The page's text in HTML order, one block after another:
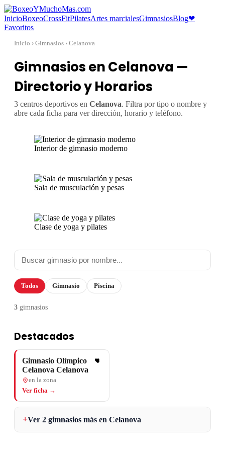
InicioBoxeoCrossFitPilatesArtes marcialesGimnasiosBlog❤
Favoritos
Inicio › Gimnasios › Celanova
Gimnasios en Celanova —
Directorio y Horarios
3 centros deportivos en Celanova. Filtra por tipo o nombre y
abre cada ficha para ver dirección, horario y teléfono.
Interior de gimnasio moderno
Sala de musculación y pesas
Clase de yoga y pilates
Todos Gimnasio Piscina
3 gimnasios
Destacados
Gimnasio Olímpico
Celanova Celanova
en la zona
Ver ficha →
Ver 2 gimnasios más en Celanova